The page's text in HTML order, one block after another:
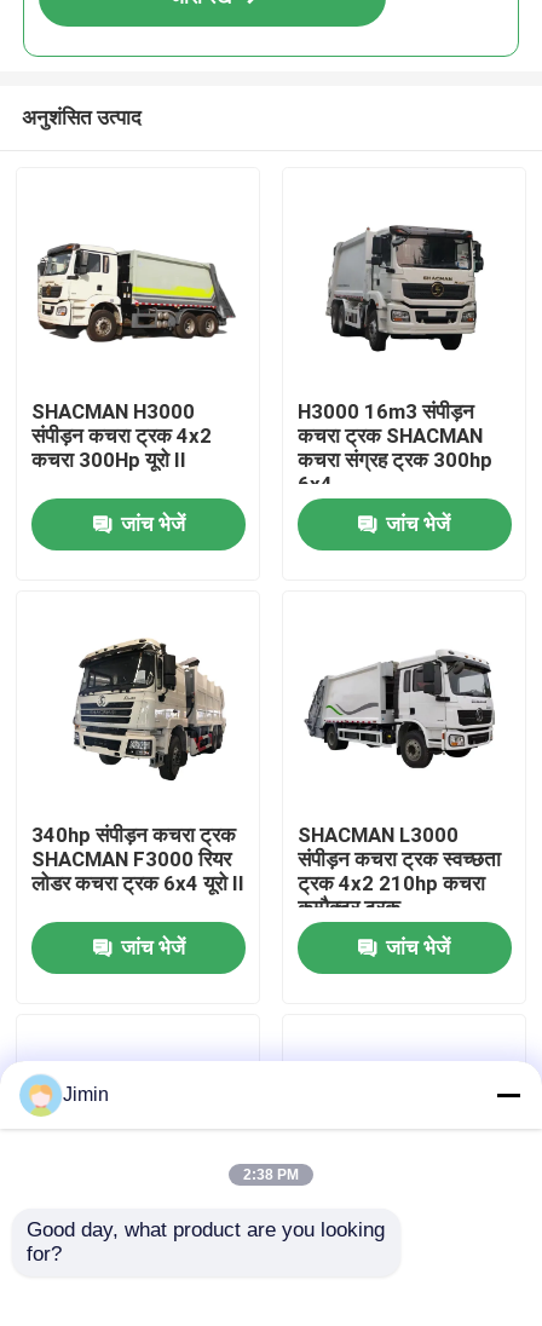
उत्पाद
कारखाना भ्रमण
गुणवत्ता नियंत्रण
समाचार
भारी डंप ट्रक
अनुशंसित उत्पाद
SHACMAN H3000
संपीड़न कचरा ट्रक 4x2
कचरा 300Hp यूरो II
जांच भेजें
H3000 16m3 संपीड़न
कचरा ट्रक SHACMAN
कचरा संग्रह ट्रक 300hp
6x4
जांच भेजें
340hp संपीड़न कचरा ट्रक
SHACMAN F3000 रियर
लोडर कचरा ट्रक 6x4 यूरो Il
जांच भेजें
SHACMAN L3000
संपीड़न कचरा ट्रक स्वच्छता
ट्रक 4x2 210hp कचरा
कम्पैक्टर ट्रक
जांच भेजें
F3000 संपीड़न कचरा ट्रक
Jimin
2:38 PM
Good day, what product are you looking
for?